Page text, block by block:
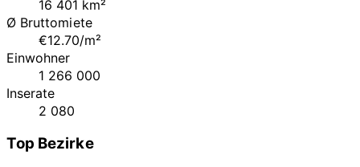
16 401 km²
Ø Bruttomiete
€12.70/m²
Einwohner
1 266 000
Inserate
2 080
Top Bezirke